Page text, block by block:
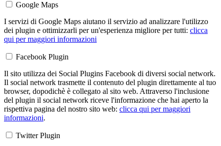
Google Maps
I servizi di Google Maps aiutano il servizio ad analizzare l'utilizzo
dei plugin e ottimizzarli per un'esperienza migliore per tutti: clicca
qui per maggiori informazioni
Facebook Plugin
Il sito utilizza dei Social Plugins Facebook di diversi social network.
Il social network trasmette il contenuto del plugin direttamente al tuo
browser, dopodichè è collegato al sito web. Attraverso l'inclusione
del plugin il social network riceve l'informazione che hai aperto la
rispettiva pagina del nostro sito web: clicca qui per maggiori
informazioni.
Twitter Plugin